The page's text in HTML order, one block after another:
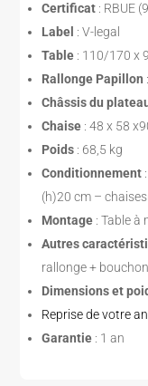
Certificat : RBUE
Label : V-legal
Table : 110/170 x
Rallonge Papillon
Châssis du
Chaise : 48 x 58
Poids : 68,5 kg
Conditionnement
(h)20 cm –
Montage : Table à
Autres
rallonge +
Dimensions et
Reprise de votre
Garantie : 1 an